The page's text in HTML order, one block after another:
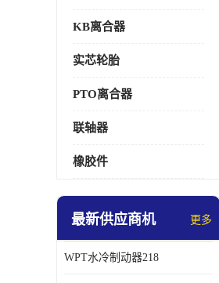
KB离合器
实芯轮胎
PTO离合器
联轴器
橡胶件
最新供应商机 更多
WPT水冷制动器218